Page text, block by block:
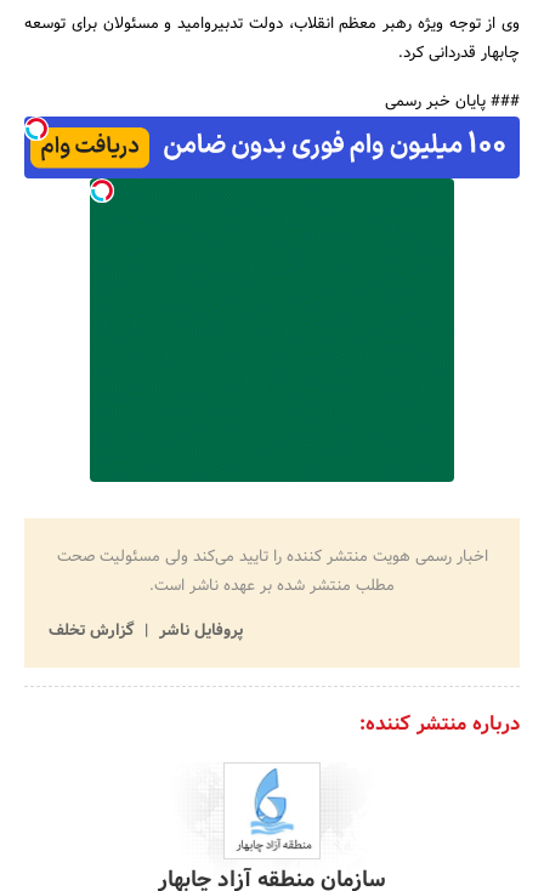
وی از توجه ویژه رهبر معظم انقلاب، دولت تدبیروامید و مسئولان برای توسعه
چابهار قدردانی کرد.
### پایان خبر رسمی
اخبار رسمی هویت منتشر کننده را تایید می‌کند ولی مسئولیت صحت
مطلب منتشر شده بر عهده ناشر است.
پروفایل ناشر
گزارش تخلف
درباره منتشر کننده:
سازمان منطقه آزاد چابهار